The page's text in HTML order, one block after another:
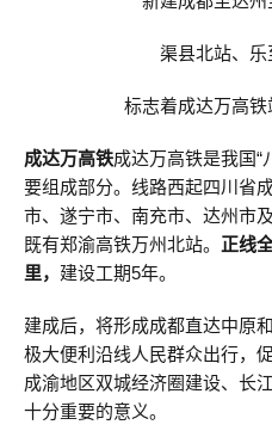
渠县北站、
标志着成达万高
成达万高铁成达万高铁是我国“
要组成部分。线路西起四川省
市、遂宁市、南充市、达州市
既有郑渝高铁万州北站。 正线
里， 建设工期5年。
建成后，将形成成都直达中原
极大便利沿线人民群众出行，
成渝地区双城经济圈建设、长
十分重要的意义。